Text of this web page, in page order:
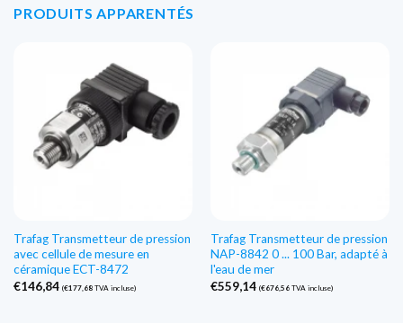
PRODUITS APPARENTÉS
Trafag Transmetteur de pression
avec cellule de mesure en
céramique ECT-8472
€146,84 (€177,68TVA incluse)
Trafag Transmetteur de pression
NAP-8842 0 ... 100 Bar, adapté à
l'eau de mer
€559,14 (€676,56TVA incluse)